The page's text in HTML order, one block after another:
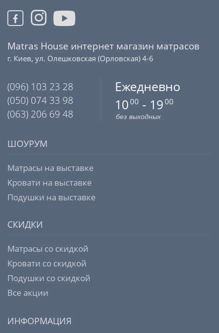
Matras House интернет магазин матрасов
г. Киев, ул. Олешковская (Орловская) 4-6
(096) 103 23 28
(050) 074 33 98
(063) 206 69 48
Ежедневно
10 00 - 19 00
без выходных
ШОУРУМ
Матрасы на выставке
Кровати на выставке
Подушки на выставке
СКИДКИ
Матрасы со скидкой
Кровати со скидкой
Подушки со скидкой
Все акции
ИНФОРМАЦИЯ